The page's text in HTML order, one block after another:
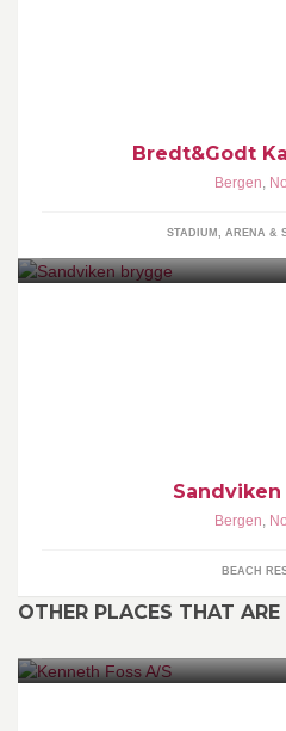
Bredt&Godt
Bergen,
STADIUM, ARENA &
Bergen,
BEACH
OTHER PLACES THAT